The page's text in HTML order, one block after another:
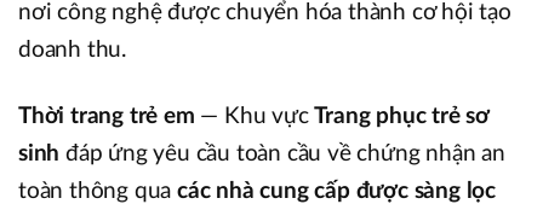
nơi công nghệ được chuyển hóa thành cơ hội tạo
doanh thu.
Thời trang trẻ em — Khu vựcTrang phục trẻ sơ
sinh đáp ứng yêu cầu toàn cầu về chứng nhận an
toàn thông quacác nhà cung cấp được sàng lọc